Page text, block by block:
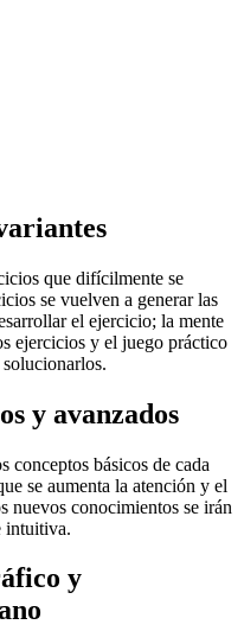
que difícilmente se
se vuelven a generar las
el ejercicio; la mente
ejercicios y el juego práctico
y avanzados
conceptos básicos de cada
se aumenta la atención y el
nuevos conocimientos se irán
intuitiva.
y